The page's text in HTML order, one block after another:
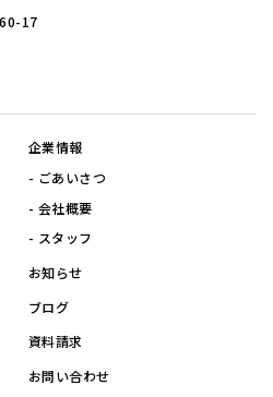
17
企業情報
ごあいさつ
会社概要
スタッフ
お知らせ
ブログ
資料請求
お問い合わせ